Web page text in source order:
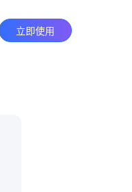
立即使用